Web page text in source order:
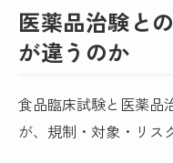
医薬品治験と
が違うのか
食品臨床試験と医薬品
が、規制・対象・リス